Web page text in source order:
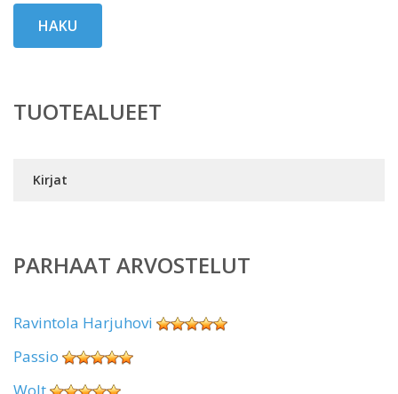
HAKU
TUOTEALUEET
Kirjat
PARHAAT ARVOSTELUT
Ravintola Harjuhovi
Passio